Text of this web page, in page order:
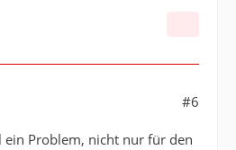
#6
ein Problem, nicht nur für den